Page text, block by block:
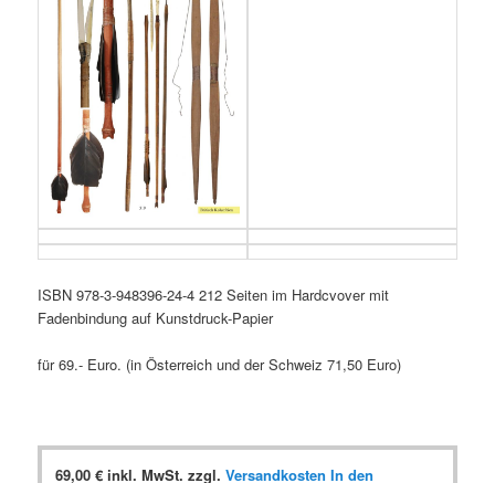
ISBN 978-3-948396-24-4 212 Seiten im Hardcvover mit
Fadenbindung auf Kunstdruck-Papier
für 69.- Euro. (in Österreich und der Schweiz 71,50 Euro)
69,00€ inkl. MwSt. zzgl.Versandkosten In den